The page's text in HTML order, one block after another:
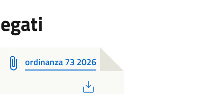
ordinanza 73 2026